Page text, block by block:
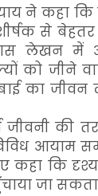
ने कहा
शीर्षक से
लेखन
को जीने
का
की
आयाम
कि
जा सकता